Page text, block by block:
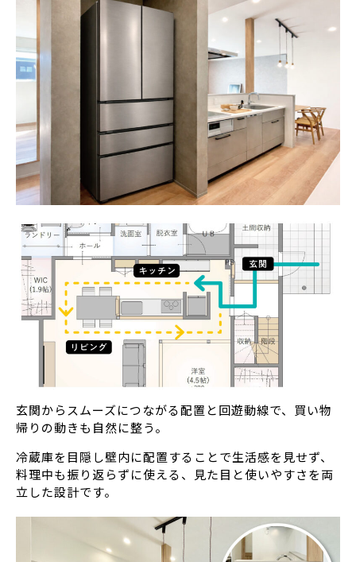
玄関からスムーズにつながる配置と回遊動線で、買い物
帰りの動きも自然に整う。
冷蔵庫を目隠し壁内に配置することで生活感を見せず、
料理中も振り返らずに使える、見た目と使いやすさを両
立した設計です。